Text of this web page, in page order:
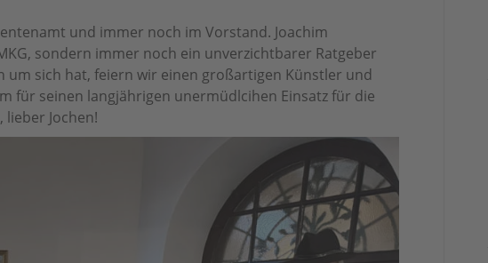
und immer noch im Vorstand. Joachim
sondern immer noch ein unverzichtbarer Ratgeber
um sich hat, feiern wir einen großartigen Künstler und
für seinen langjährigen unermüdlcihen Einsatz für die
Jochen!